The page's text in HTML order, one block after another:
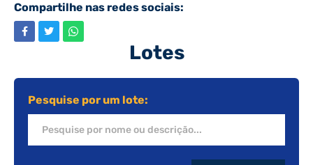
Compartilhe nas redes sociais:
Lotes
Pesquise por um lote: